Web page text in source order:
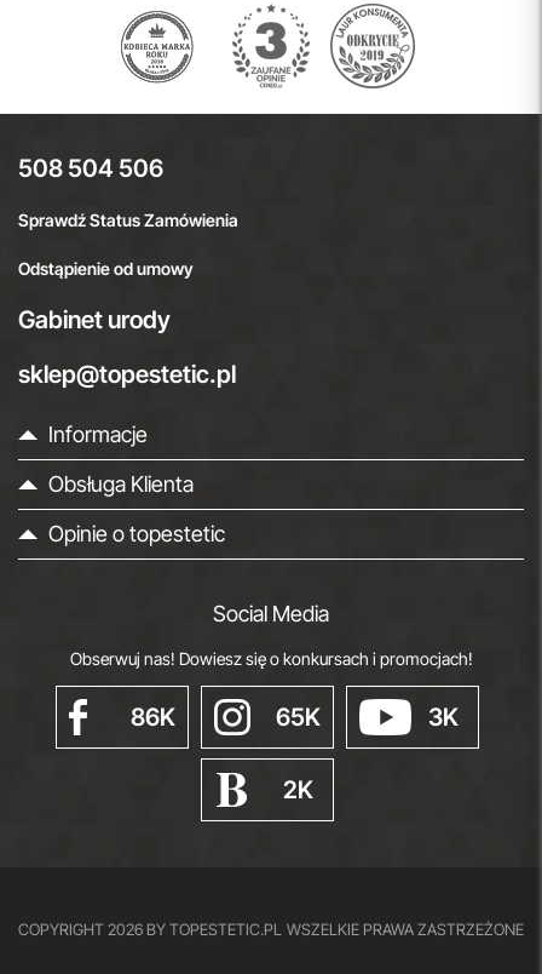
508 504 506
Sprawdź Status Zamówienia
Odstąpienie od umowy
Gabinet urody
sklep@topestetic.pl
Informacje
Obsługa Klienta
Opinie o topestetic
Social Media
Obserwuj nas! Dowiesz się o konkursach i promocjach!
86K 65K 3K
2K
COPYRIGHT 2026 BY TOPESTETIC.PL WSZELKIE PRAWA ZASTRZEŻONE